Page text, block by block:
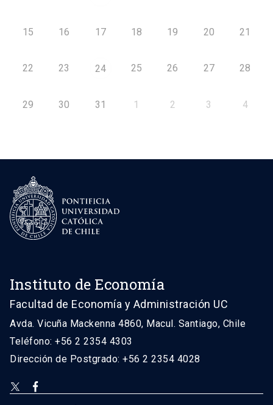
15 16 17 18 19 20 21
22 23 24 25 26 27 28
29 30 31 1 2 3 4
Instituto de Economía
Facultad de Economía y Administración UC
Avda. Vicuña Mackenna 4860, Macul. Santiago, Chile
Teléfono: +56 2 2354 4303
Dirección de Postgrado: +56 2 2354 4028